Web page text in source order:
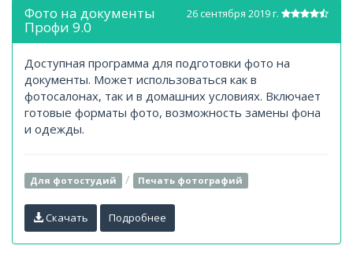
26 сентября 2019 г.
Фото на документы
Профи 9.0
Доступная программа для подготовки фото на
документы. Может использоваться как в
фотосалонах, так и в домашних условиях. Включает
готовые форматы фото, возможность замены фона
и одежды.
Для фотостудий / Печать фотографий
Скачать Подробнее